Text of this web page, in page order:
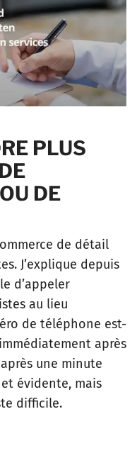
PLUS
DE
de détail
J’explique depuis
d’appeler
au lieu
de téléphone est-
après
une minute
évidente, mais
difficile.